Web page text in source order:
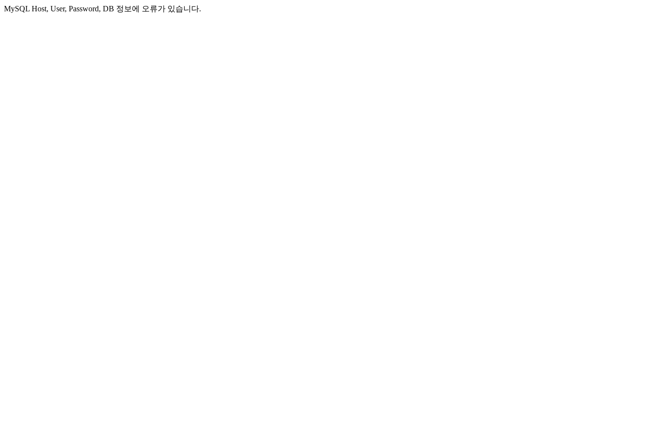
MySQL Host, User, Password, DB 정보에 오류가 있습니다.